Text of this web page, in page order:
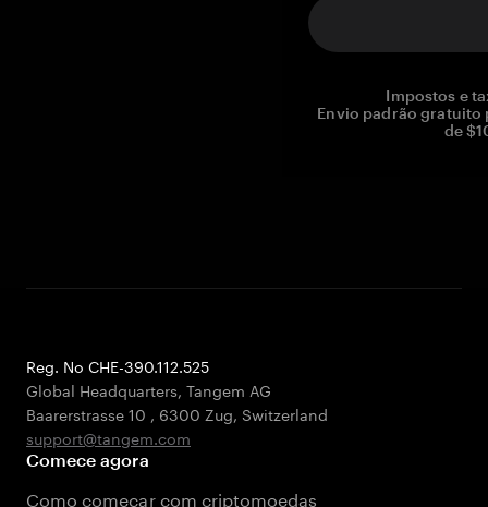
Impostos e
Envio padrão gratuito
de
Reg. No CHE-390.112.525
Global Headquarters, Tangem AG
Baarerstrasse 10 , 6300 Zug, Switzerland
support@tangem.com
Comece agora
Como começar com criptomoedas